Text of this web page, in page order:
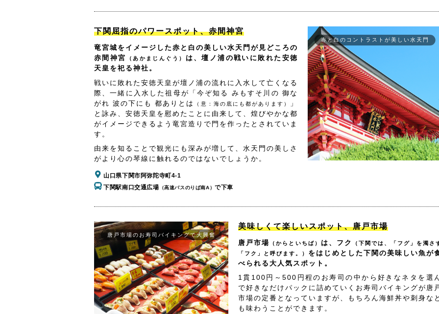
下関屈指のパワースポット、赤間神宮
竜宮城をイメージした赤と白の美しい水天門が見どころの
赤間神宮
（あかまじんぐう）
は、壇ノ浦の戦いに敗れた安徳
天皇を祀る神社。
戦いに敗れた安徳天皇が壇ノ浦の流れに入水して亡くなる
際、一緒に入水した祖母が「今ぞ知る みもすそ川の 御な
がれ 波の下にも 都ありとは
（意：海の底にも都があります）
」
と詠み、安徳天皇を慰めたことに由来して、煌びやかな都
がイメージできるよう竜宮造りで門を作ったとされていま
す。
由来を知ることで観光にも深みが増して、水天門の美しさ
がより心の琴線に触れるのではないでしょうか。
山口県下関市阿弥陀寺町4-1
下関駅南口交通広場 （高速バスのりば南A）で下車
赤と白のコントラストが美しい水天門
唐戸市場のお寿司バイキングで大興奮
美味しくて楽しいスポット、唐戸市場
唐戸市場 （からといちば） は、フク
（下関では、「フグ」を濁さ
「フク」と呼びます。） をはじめとした下関の美味しい魚が
べられる大人気スポット。
1貫100円～500円程のお寿司の中から好きなネタを選
で好きなだけパックに詰めていくお寿司バイキングが唐
市場の定番となっていますが、もちろん海鮮丼や刺身な
も味わうことができます。